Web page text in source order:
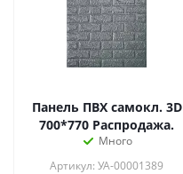
Панель ПВХ самокл. 3D
700*770 Распродажа.
Много
Артикул: УА-00001389